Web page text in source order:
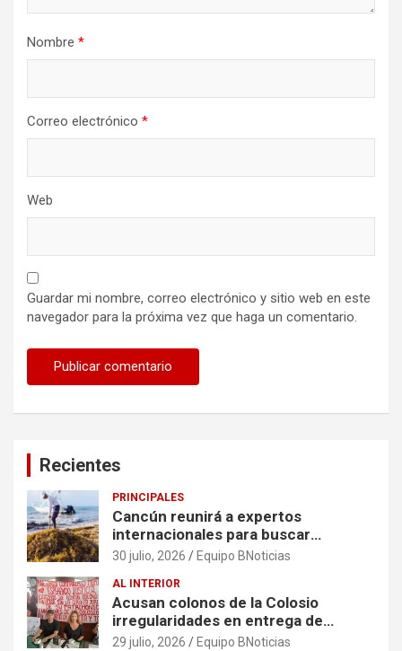
Nombre *
Correo electrónico *
Web
Guardar mi nombre, correo electrónico y sitio web en este
navegador para la próxima vez que haga un comentario.
Recientes
PRINCIPALES
Cancún reunirá a expertos
internacionales para buscar
soluciones al problema del sargazo
30 julio, 2026 Equipo BNoticias
AL INTERIOR
Acusan colonos de la Colosio
irregularidades en entrega de
escrituras
29 julio, 2026 Equipo BNoticias